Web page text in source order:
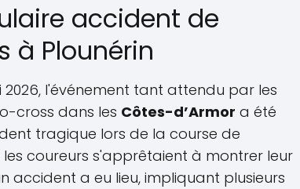
accident de
à Plounérin
2026, l'événement tant attendu par les
cross dans les Côtes-d’Armor a été
tragique lors de la course de
les coureurs s'apprêtaient à montrer leur
accident a eu lieu, impliquant plusieurs